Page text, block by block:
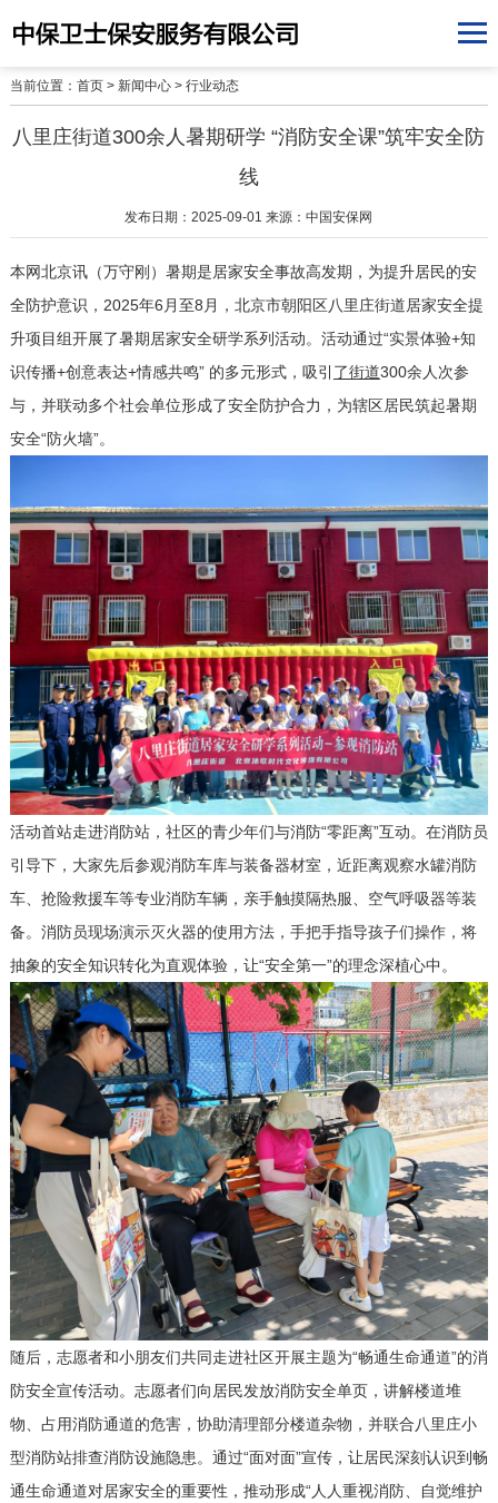
当前位置： 首页> 新闻中心> 行业动态
八里庄街道300余人暑期研学 “消防安全课”筑牢安全防
线
发布日期：2025-09-01 来源：中国安保网
本网北京讯（万守刚）暑期是居家安全事故高发期，为提升居民的安
全防护意识， 2025年6月至8月，北京市朝阳区八里庄街道居家安全提
升项目组开展了暑期居家安全研学系列活动。活动通过“实景体验+知
识传播+创意表达+情感共鸣” 的多元形式，吸引 了街道300余人次参
与， 并联动多个社会单位形成了安全防护合力，为辖区居民筑起暑期
安全“防火墙”。
活动首站走进消防站， 社区的青少年们与消防“零距离”互动。在消防员
引导下，大家先后参观消防车库与装备器材室，近距离观察水罐消防
车、抢险救援车等专业消防车辆，亲手触摸隔热服、空气呼吸器等装
备。消防员现场演示灭火器的使用方法，手把手指导孩子们操作，将
抽象的安全知识转化为直观体验，让“安全第一”的理念深植心中。
随后，志愿者和小朋友们共同走进社区开展主题为“畅通生命通道”的消
防安全宣传活动。志愿者们向居民发放消防安全单页，讲解楼道堆
物、占用消防通道的危害，协助清理部分楼道杂物，并联合八里庄小
型消防站排查消防设施隐患。通过“面对面”宣传，让居民深刻认识到畅
通生命通道对居家安全的重要性，推动形成“人人重视消防、自觉维护